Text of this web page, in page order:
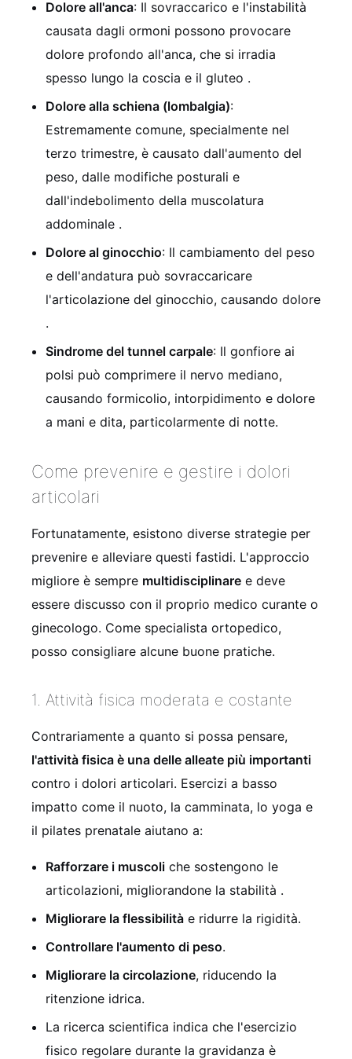
Dolore all'anca: Il sovraccarico e l'instabilità
causata dagli ormoni possono provocare
dolore profondo all'anca, che si irradia
spesso lungo la coscia e il gluteo .
Dolore alla schiena (lombalgia):
Estremamente comune, specialmente nel
terzo trimestre, è causato dall'aumento del
peso, dalle modifiche posturali e
dall'indebolimento della muscolatura
addominale .
Dolore al ginocchio: Il cambiamento del peso
e dell'andatura può sovraccaricare
l'articolazione del ginocchio, causando dolore
.
Sindrome del tunnel carpale: Il gonfiore ai
polsi può comprimere il nervo mediano,
causando formicolio, intorpidimento e dolore
a mani e dita, particolarmente di notte.
Come prevenire e gestire i dolori
articolari
Fortunatamente, esistono diverse strategie per
prevenire e alleviare questi fastidi. L'approccio
migliore è sempre multidisciplinare e deve
essere discusso con il proprio medico curante o
ginecologo. Come specialista ortopedico,
posso consigliare alcune buone pratiche.
1. Attività fisica moderata e costante
Contrariamente a quanto si possa pensare,
l'attività fisica è una delle alleate più importanti
contro i dolori articolari. Esercizi a basso
impatto come il nuoto, la camminata, lo yoga e
il pilates prenatale aiutano a:
Rafforzare i muscoli che sostengono le
articolazioni, migliorandone la stabilità .
Migliorare la flessibilità e ridurre la rigidità.
Controllare l'aumento di peso.
Migliorare la circolazione, riducendo la
ritenzione idrica.
La ricerca scientifica indica che l'esercizio
fisico regolare durante la gravidanza è